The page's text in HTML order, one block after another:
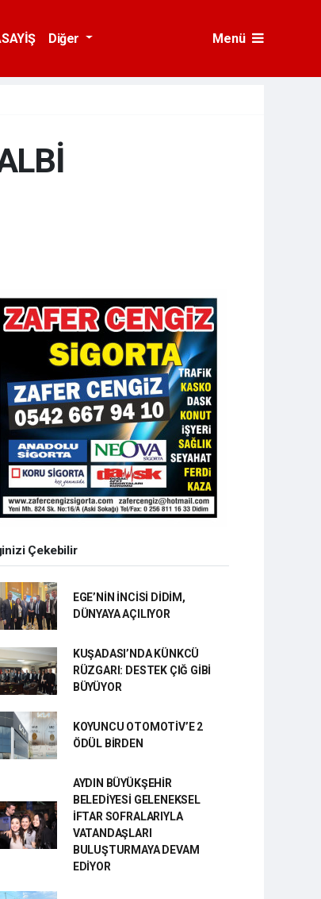
Diğer Menü
Çekebilir
EGE’NİN İNCİSİ DİDİM,
DÜNYAYA AÇILIYOR
KUŞADASI’NDA KÜNKCÜ
RÜZGARI: DESTEK ÇIĞ GİBİ
BÜYÜYOR
KOYUNCU OTOMOTİV’E 2
ÖDÜL BİRDEN
AYDIN BÜYÜKŞEHİR
BELEDİYESİ GELENEKSEL
İFTAR SOFRALARIYLA
VATANDAŞLARI
BULUŞTURMAYA DEVAM
EDİYOR